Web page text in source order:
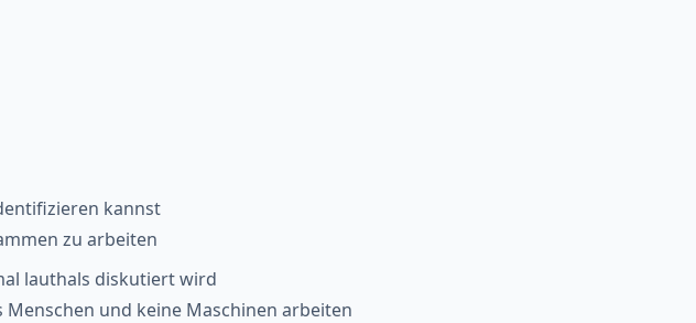
kannst
zu arbeiten
lauthals diskutiert wird
und keine Maschinen arbeiten